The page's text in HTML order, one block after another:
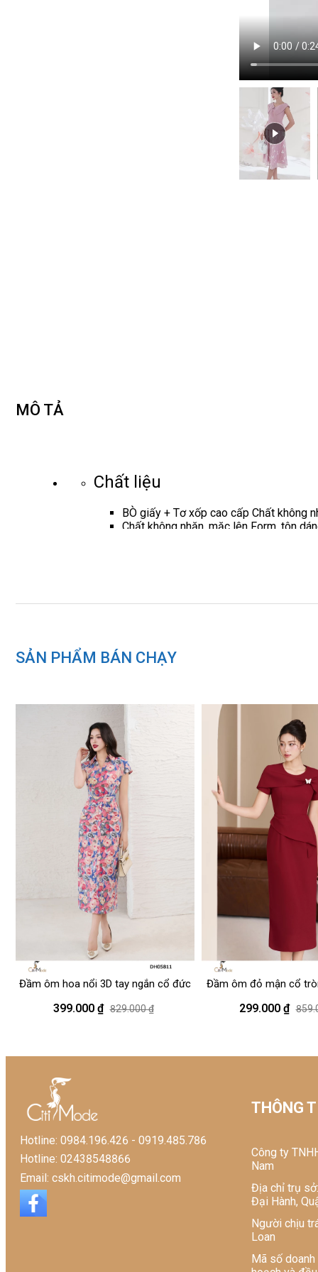
MÔ TẢ
Chất liệu
BÒ giấy + Tơ xốp cao cấp Chất không
Chất không nhăn, mặc lên Form, tôn
Thiết kế đầm xoè, đường eo trên rốn,
Thông số sản phẩm
Size M: 38*88*71
Size L: 39*92*76
Size XL: 40*96*80
Thông số người mẫu
Chiều cao 1m65
Cân nặng: 48kg
Vòng 1: 85 cm
Vòng 2: 61 cm
Vòng 3: 89 cm
Mặc size S
Hướng dẫn giặt là
Giặt tay hoặc giặt máy ở chế độ giặt
Giặt nước lạnh
Giặt với sản phẩm cùng màu
Lộn trái khi giặt
Phơi trong bóng mát
Xuất xứ: Việt Nam
SẢN PHẨM BÁN CHẠY
Đầm ôm hoa nổi 3D tay ngắn cổ đức
399.000 ₫ 829.000 ₫
Đầm ôm đỏ mận cổ
299.000 ₫
Hotline: 0984.196.426 - 0919.485.786
Email: cskh.citimode@gmail.com
Hotline: 02438548866
THÔNG
Công ty
Nam
Địa chỉ trụ
Đại Hành,
Người chịu
Loan
Mã số